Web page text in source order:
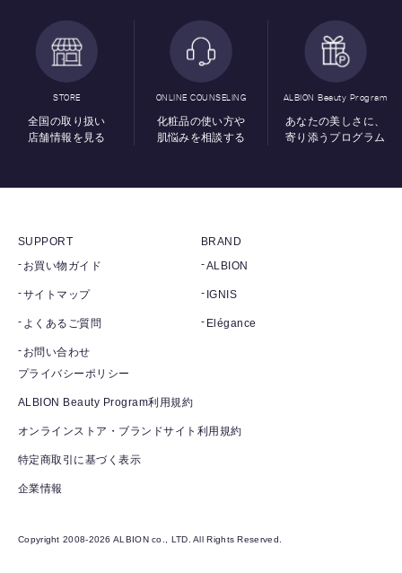
STORE
全国の取り扱い
店舗情報を見る
ONLINE COUNSELING
化粧品の使い方や
肌悩みを相談する
ALBION Beauty Program
あなたの美しさに、
寄り添うプログラム
SUPPORT
お買い物ガイド
サイトマップ
よくあるご質問
お問い合わせ
BRAND
ALBION
IGNIS
Elégance
プライバシーポリシー
ALBION Beauty Program利用規約
オンラインストア・ブランドサイト利用規約
特定商取引に基づく表示
企業情報
Copyright 2008-2026 ALBION co., LTD. All Rights Reserved.